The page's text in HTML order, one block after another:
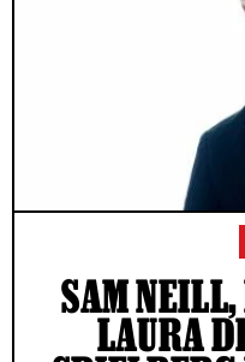
SAM
LAURA